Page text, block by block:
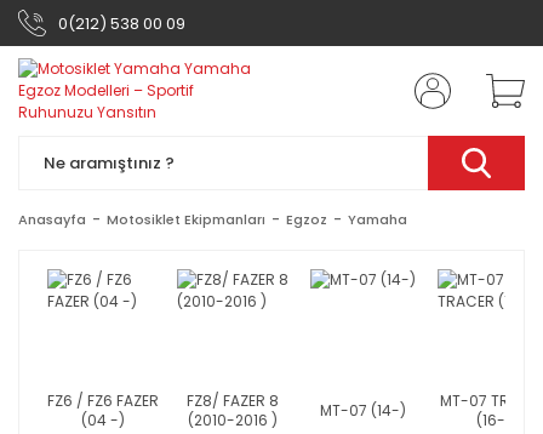
0(212) 538 00 09
Anasayfa Motosiklet Ekipmanları Egzoz Yamaha
FZ6 / FZ6 FAZER
(04 -)
FZ8/ FAZER 8
(2010-2016 )
MT-07 (14-)
MT-07
(16-)